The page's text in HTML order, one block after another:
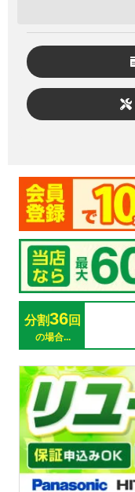
分割36回
の場合...